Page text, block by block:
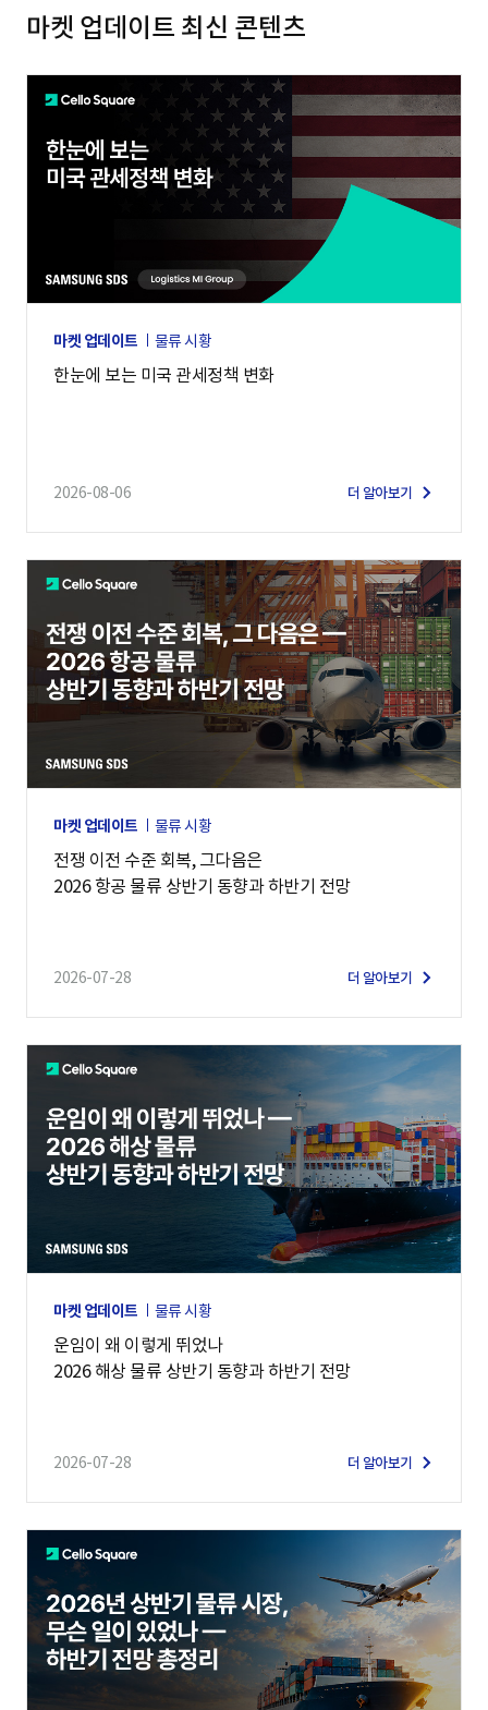
마켓 업데이트 최신 콘텐츠
마켓 업데이트 물류 시황
한눈에 보는 미국 관세정책 변화
2026-08-06 더 알아보기
마켓 업데이트 물류 시황
전쟁 이전 수준 회복, 그다음은
2026 항공 물류 상반기 동향과 하반기 전망
2026-07-28 더 알아보기
마켓 업데이트 물류 시황
운임이 왜 이렇게 뛰었나
2026 해상 물류 상반기 동향과 하반기 전망
2026-07-28 더 알아보기